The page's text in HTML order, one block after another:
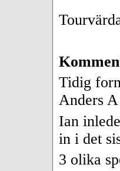
Tidig
Anders
Ian
in i det
3 olika